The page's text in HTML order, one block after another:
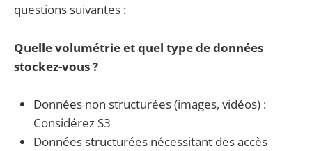
questions suivantes :
Quelle volumétrie et quel type de données
stockez-vous ?
Données non structurées (images, vidéos) :
Considérez S3
Données structurées nécessitant des accès